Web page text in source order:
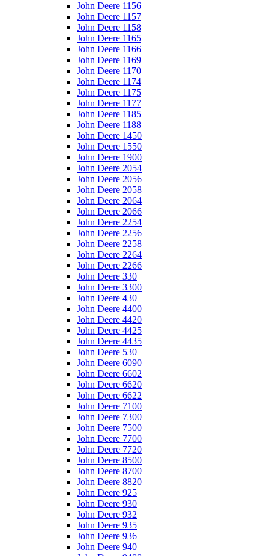
John Deere 1156
John Deere 1157
John Deere 1158
John Deere 1165
John Deere 1166
John Deere 1169
John Deere 1170
John Deere 1174
John Deere 1175
John Deere 1177
John Deere 1185
John Deere 1188
John Deere 1450
John Deere 1550
John Deere 1900
John Deere 2054
John Deere 2056
John Deere 2058
John Deere 2064
John Deere 2066
John Deere 2254
John Deere 2256
John Deere 2258
John Deere 2264
John Deere 2266
John Deere 330
John Deere 3300
John Deere 430
John Deere 4400
John Deere 4420
John Deere 4425
John Deere 4435
John Deere 530
John Deere 6090
John Deere 6602
John Deere 6620
John Deere 6622
John Deere 7100
John Deere 7300
John Deere 7500
John Deere 7700
John Deere 7720
John Deere 8500
John Deere 8700
John Deere 8820
John Deere 925
John Deere 930
John Deere 932
John Deere 935
John Deere 936
John Deere 940